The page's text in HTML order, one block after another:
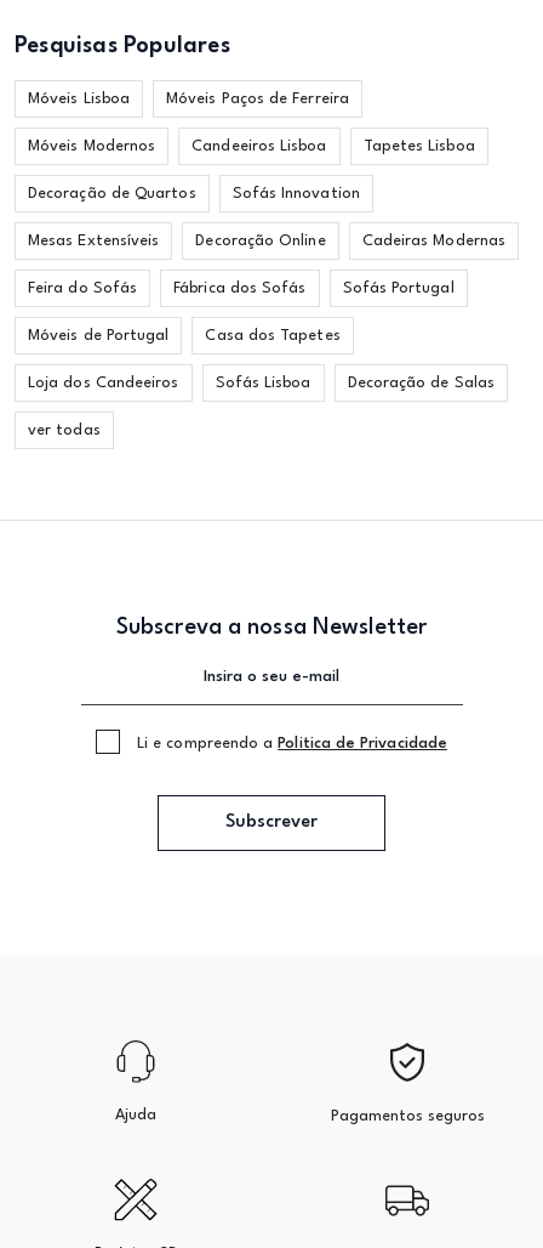
Pesquisas Populares
Móveis Lisboa Móveis Paços de Ferreira
Móveis Modernos Candeeiros Lisboa Tapetes Lisboa
Decoração de Quartos Sofás Innovation
Mesas Extensíveis Decoração Online Cadeiras Modernas
Feira do Sofás Fábrica dos Sofás Sofás Portugal
Móveis de Portugal Casa dos Tapetes
Loja dos Candeeiros Sofás Lisboa Decoração de Salas
ver todas
Subscreva a nossa Newsletter
Li e compreendo a Politica de Privacidade
Subscrever
Ajuda Pagamentos seguros